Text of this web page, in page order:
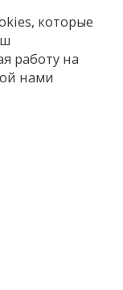
которые
работу на
нами